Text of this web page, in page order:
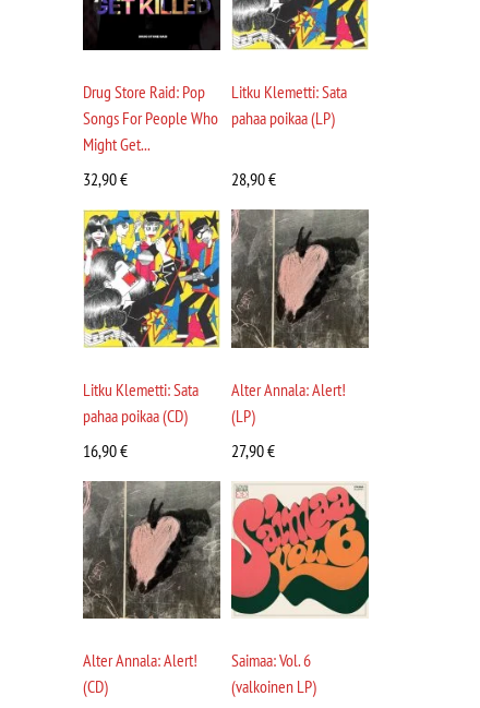
Drug Store Raid: Pop
Songs For People Who
Might Get...
32,90€
Litku Klemetti: Sata
pahaa poikaa (LP)
28,90€
Litku Klemetti: Sata
pahaa poikaa (CD)
16,90€
Alter Annala: Alert!
(LP)
27,90€
Alter Annala: Alert!
(CD)
Saimaa: Vol. 6
(valkoinen LP)